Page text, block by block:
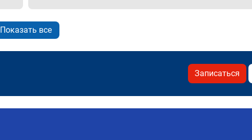
Показать все
Записаться